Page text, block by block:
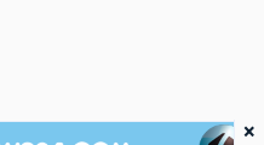
×